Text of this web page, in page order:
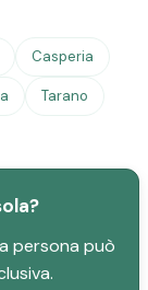
Casperia
Tarano
persona può